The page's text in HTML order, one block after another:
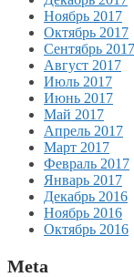
Ноябрь 2017
Октябрь 2017
Сентябрь 2017
Август 2017
Июль 2017
Июнь 2017
Май 2017
Апрель 2017
Март 2017
Февраль 2017
Январь 2017
Декабрь 2016
Ноябрь 2016
Октябрь 2016
Meta